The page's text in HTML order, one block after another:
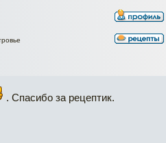
. Спасибо за рецептик.